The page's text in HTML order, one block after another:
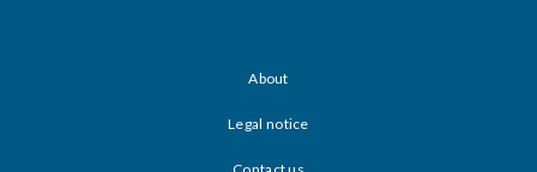
About
Legal notice